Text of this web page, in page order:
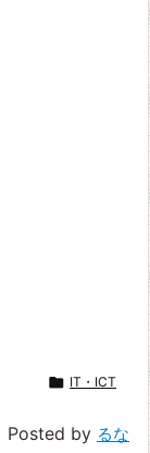
 IT・ICT
Posted by るな